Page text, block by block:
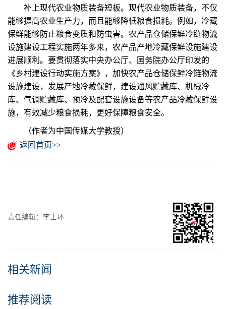
补上现代农业物质装备短板。现代农业物质装备，不仅
能够提高农业生产力，而且能够降低粮食损耗。例如，冷藏
保鲜能够防止粮食变质和防虫害。农产品仓储保鲜冷链物流
设施建设工程实施两年多来，农产品产地冷藏保鲜设施建设
进展顺利。要贯彻落实中央办公厅、国务院办公厅印发的
《乡村建设行动实施方案》，加快农产品仓储保鲜冷链物流
设施建设，发展产地冷藏保鲜，建设通风贮藏库、机械冷
库、气调贮藏库、预冷及配套设施设备等农产品冷藏保鲜设
施，有效减少粮食损耗，更好保障粮食安全。
（作者为中国传媒大学教授）
返回首页>>
责任编辑：李士环
相关新闻
推荐阅读